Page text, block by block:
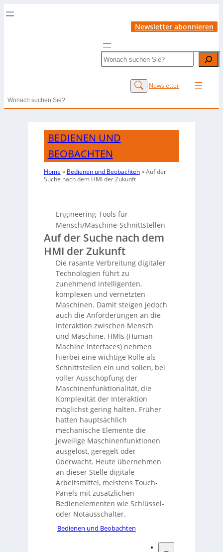
Newsletter abonnieren
Search
Newsletter
Search
BEDIENEN UND
BEOBACHTEN
Home » Bedienen und Beobachten»Auf der
Suche nach dem HMI der Zukunft
Engineering-Tools für
Mensch/Maschine-Schnittstellen
Auf der Suche nach dem
HMI der Zukunft
Die rasante Verbreitung digitaler
Technologien führt zu
zunehmend intelligenten,
komplexen und vernetzten
Maschinen. Damit steigen jedoch
auch die Anforderungen an die
Interaktion zwischen Mensch
und Maschine. HMIs (Human-
Machine Interfaces) nehmen
hierbei eine wichtige Rolle als
Schnittstellen ein und sollen, bei
voller Ausschöpfung der
Maschinenfunktionalität, die
Komplexität der Interaktion
möglichst gering halten. Früher
hatten hauptsächlich
mechanische Elemente die
jeweilige Maschinenfunktionen
ausgelöst, geregelt oder
überwacht. Heute übernehmen
an dieser Stelle digitale
Arbeitsmittel, meistens Touch-
Panels mit zusätzlichen
Bedienelementen wie Schlüssel-
oder Notausschalter.
Bedienen und Beobachten